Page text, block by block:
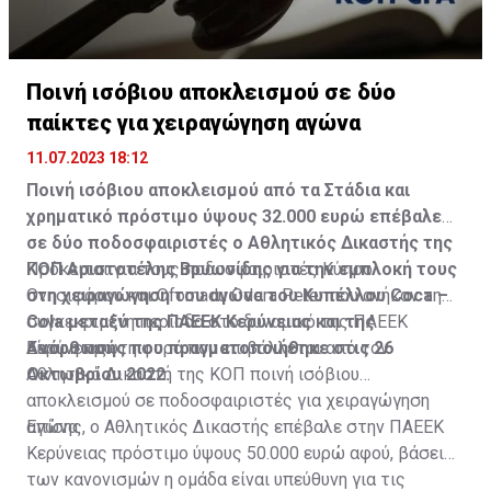
Ποινή ισόβιου αποκλεισμού σε δύο
παίκτες για χειραγώγηση αγώνα
11.07.2023 18:12
Ποινή ισόβιου αποκλεισμού από τα Στάδια και
χρηματικό πρόστιμο ύψους 32.000 ευρώ επέβαλε
σε δύο ποδοσφαιριστές ο Αθλητικός Δικαστής της
ΚΟΠ Αριστοτέλης Βρυωνίδης για την εμπλοκή τους
στη χειραγώγηση του αγώνα του Κυπέλλου Coca –
Cola μεταξύ της ΠΑΕΕΚ Κερύνειας και της
Ανόρθωσης που πραγματοποιήθηκε στις 26
Οκτωβρίου 2022.
Πρόκειται για τους ποδοσφαιριστές Κύπρο
Ονησιφόρου και Ofornadu Odera Peter που ανήκαν τη
συγκεκριμένη περίοδο στο δυναμικό της ΠΑΕΕΚ
Κερύνειας.
Είναι η πρώτη φορά που επιβάλλεται από τoν
Αθλητικό Δικαστή της ΚΟΠ ποινή ισόβιου
αποκλεισμού σε ποδοσφαιριστές για χειραγώγηση
αγώνα.
Επίσης, ο Αθλητικός Δικαστής επέβαλε στην ΠΑΕΕΚ
Κερύνειας πρόστιμο ύψους 50.000 ευρώ αφού, βάσει
των κανονισμών η ομάδα είναι υπεύθυνη για τις